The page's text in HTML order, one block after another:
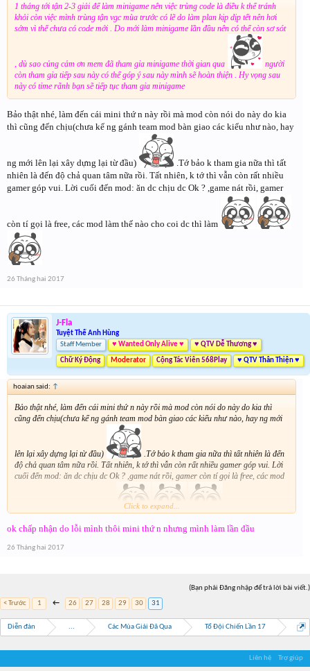
1 tháng tới tận 2-3 giải để làm minigame nên việc trùng code là điều k thể tránh
khỏi còn việc mình trùng tận vgc mùa trước có lẽ do làm plan kịp dịp tết nên hơi
sớm vì thế chưa có code mới . Do mới làm minigame lần đầu nên có thể còn sơ sót
, dù sao củng cảm ơn mem đã tham gia minigame thời gian qua
người
còn tham gia tiếp sau này có thể góp ý sau này mình sẽ hoàn thiện . Hy vọng sau
này có time rãnh bạn sẽ tiếp tục tham gia minigame
Bảo thật nhé, làm đến cái mini thứ n này rồi mà mod còn nói do này do kia
thì cũng đến chịu(chưa kể ng gánh team mod bàn giao các kiểu như nào, hay
ng mới lên lại xây dựng lại từ đầu)
.Tớ bảo k tham gia nữa thì tất
nhiên là đến độ chả quan tâm nữa rồi. Tất nhiên, k tớ thì vẫn còn rất nhiều
gamer góp vui. Lời cuối đến mod: ăn dc chịu dc Ok ? ,game nát rồi, gamer
còn tí gọi là free, các mod làm thế nào cho coi dc thì làm
26 Tháng hai 2017
J-Fla
Tuyệt Thế Anh Hùng
Staff Member
♥ Wanted Only Alive ♥ ♥ QTV Dễ Thương ♥
Chữ Ký Động Moderator Cộng Tác Viên 568Play ♥ QTV Thân Thiện ♥
hoaian said: ↑
Bảo thật nhé, làm đến cái mini thứ n này rồi mà mod còn nói do này do kia thì
cũng đến chịu(chưa kể ng gánh team mod bàn giao các kiểu như nào, hay ng mới
lên lại xây dựng lại từ đầu)
.Tớ bảo k tham gia nữa thì tất nhiên là đến
độ chả quan tâm nữa rồi. Tất nhiên, k tớ thì vẫn còn rất nhiều gamer góp vui. Lời
cuối đến mod: ăn dc chịu dc Ok ? ,game nát rồi, gamer còn tí gọi là free, các mod
làm thế nào cho coi dc thì làm
Click to expand...
ok chấp nhận do lỗi mình thôi mini thứ n nhưng mình làm lần đầu
26 Tháng hai 2017
(Bạn phải Đăng nhập để trả lời bài viết.)
< Trước
1 ← 26 27 28 29 30 31
Diễn đàn ... Các Mùa Giải Đã Qua Tổ Đội Chiến Lần 17
Liên hệ Trợ giúp